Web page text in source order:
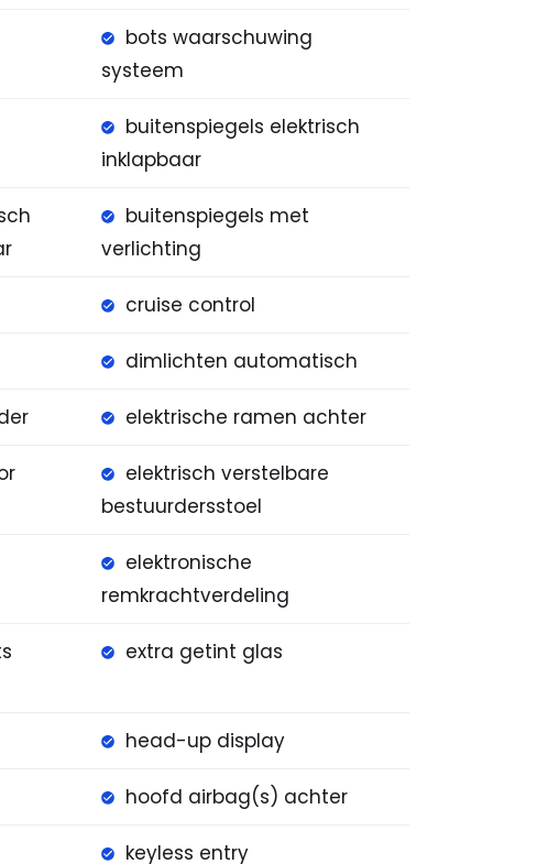
bots waarschuwing
systeem
buitenspiegels elektrisch
inklapbaar
buitenspiegels met
verlichting
cruise control
dimlichten automatisch
elektrische ramen achter
elektrisch verstelbare
bestuurdersstoel
elektronische
remkrachtverdeling
extra getint glas
head-up display
hoofd airbag(s) achter
keyless entry